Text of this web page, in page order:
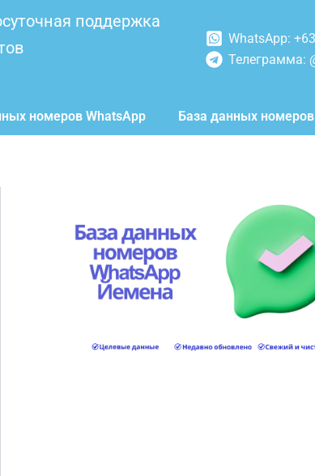
поддержка
WhatsApp:
Телеграмма:
номеров WhatsApp База данных